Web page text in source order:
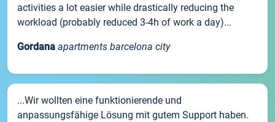
activities a lot easier while drastically reducing the
workload (probably reduced 3-4h of work a day)...
Gordana apartments barcelona city
...Wir wollten eine funktionierende und
anpassungsfähige Lösung mit gutem Support haben.